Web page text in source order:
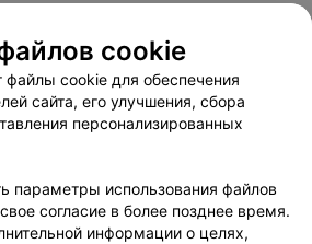
соглашение
Способы оплаты
Партнеры
руководителю 103.by
персональных данных
cookie
файлы cookie для обеспечения
сайта, его улучшения, сбора
персонализированных
параметры использования файлов
согласие в более позднее время.
информации о целях,